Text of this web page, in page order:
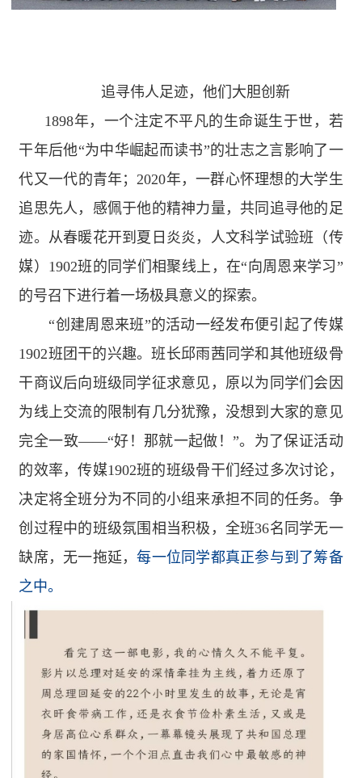
追寻伟人足迹，他们大胆创新
1898年，一个注定不平凡的生命诞生于世，若
干年后他“为中华崛起而读书”的壮志之言影响了一
代又一代的青年；2020年，一群心怀理想的大学生
追思先人，感佩于他的精神力量，共同追寻他的足
迹。从春暖花开到夏日炎炎，人文科学试验班（传
媒） 1902班的同学们相聚线上，在“向周恩来学习”
的号召下进行着一场极具意义的探索。
“创建周恩来班”的活动一经发布便引起了传媒
1902班团干的兴趣。班长邱雨茜同学和其他班级骨
干商议后向班级同学征求意见，原以为同学们会因
为线上交流的限制有几分犹豫，没想到大家的意见
完全一致——“好！那就一起做！”。为了保证活动
的效率，传媒1902班的班级骨干们经过多次讨论，
决定将全班分为不同的小组来承担不同的任务。争
创过程中的班级氛围相当积极，全班36名同学无一
缺席，无一拖延，每一位同学都真正参与到了筹备
之中。